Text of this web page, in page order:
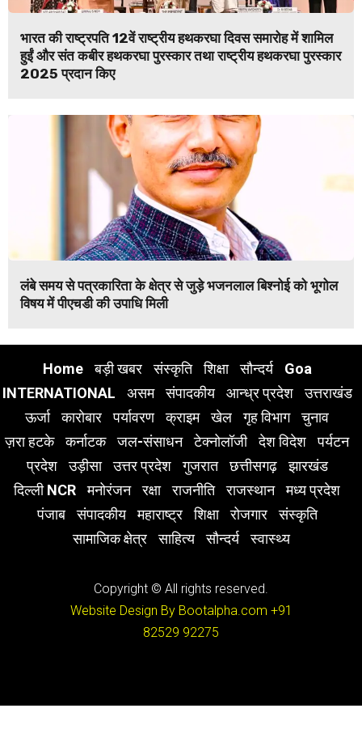
भारत की राष्ट्रपति 12वें राष्ट्रीय हथकरघा दिवस समारोह में शामिल
हुईं और संत कबीर हथकरघा पुरस्कार तथा राष्ट्रीय हथकरघा पुरस्कार
2025 प्रदान किए
लंबे समय से पत्रकारिता के क्षेत्र से जुड़े भजनलाल बिश्नोई को भूगोल
विषय में पीएचडी की उपाधि मिली
Home बड़ी खबर संस्कृति शिक्षा सौन्दर्य
Goa
INTERNATIONAL
असम संपादकीय आन्ध्र प्रदेश
उत्तराखंड
ऊर्जा
कारोबार पर्यावरण क्राइम खेल गृह विभाग
चुनाव
ज़रा हटके
कर्नाटक जल-संसाधन टेक्नोलॉजी देश विदेश
पर्यटन
प्रदेश
उड़ीसा उत्तर प्रदेश गुजरात छत्तीसगढ़
झारखंड
दिल्ली NCR
मनोरंजन रक्षा राजनीति राजस्थान
मध्य प्रदेश
पंजाब
संपादकीय महाराष्ट्र शिक्षा रोजगार
संस्कृति
सामाजिक क्षेत्र
साहित्य सौन्दर्य स्वास्थ्य
Copyright © All rights reserved.
Website Design By Bootalpha.com +91
82529 92275